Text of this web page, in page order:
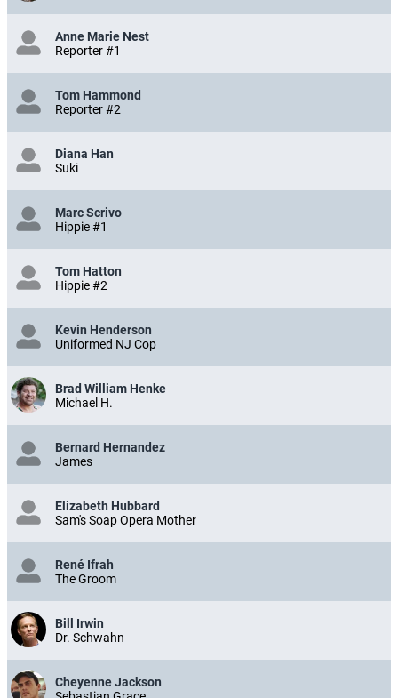
Anne Marie Nest
Reporter #1
Tom Hammond
Reporter #2
Diana Han
Suki
Marc Scrivo
Hippie #1
Tom Hatton
Hippie #2
Kevin Henderson
Uniformed NJ Cop
Brad William Henke
Michael H.
Bernard Hernandez
James
Elizabeth Hubbard
Sam's Soap Opera Mother
René Ifrah
The Groom
Bill Irwin
Dr. Schwahn
Cheyenne Jackson